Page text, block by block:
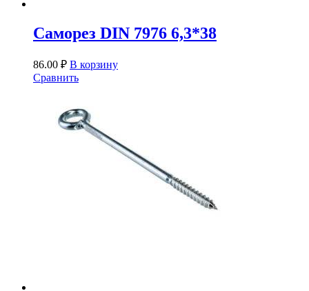
Саморез DIN 7976 6,3*38
86.00 ₽ В корзину
Сравнить